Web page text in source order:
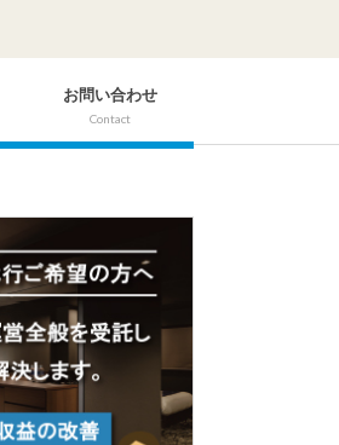
お問い合わせ
Contact